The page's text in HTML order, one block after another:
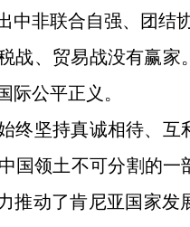
中非联合自强、团结
战、贸易战没有赢
际公平正义。
终坚持真诚相待、
国领土不可分割的
推动了肯尼亚国家